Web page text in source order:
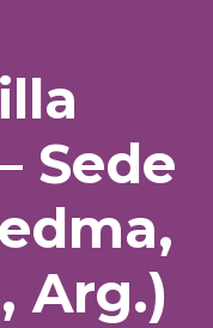
Sede
Arg.)